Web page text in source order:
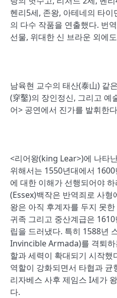
헨리5세, 존왕, 아테네의 타
의 다수 작품을 연출했다. 번
선물, 위대한 신 브라운 외에
남육현 교수의 태산(泰山) 같
(穿鑿)의 장인정신, 그리고 예
어> 공연에서 진가를 발휘한
<리어왕(king Lear>)에 나타
위해서는 1550년대에서
에 대한 이해가 선행되어야
(Essex)백작은 반역죄로 사형
왕은 아직 후계자를 두지 못
귀족 그리고 중산계급은
립을 드러냈다. 특히 1588년
Invincible Armada)를 격퇴하
할과 세력이 확대되기 시작했
역할이 강화되면서 타협과 균
리자베스 사후 제임스 I세가
다.